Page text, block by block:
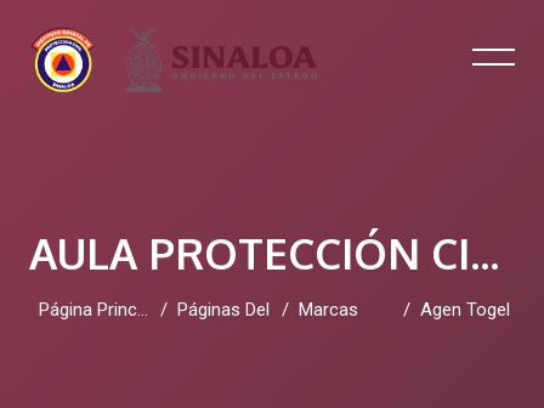
AULA PROTECCIÓN CIVIL SINALOA
Página Principal Páginas Del SitioMarcas Agen Togel